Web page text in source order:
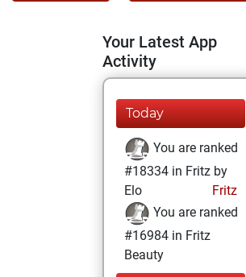
Your Latest App
Activity
Today
You are ranked
#18334 in Fritz by
Elo
Fritz
You are ranked
#16984 in Fritz
Beauty